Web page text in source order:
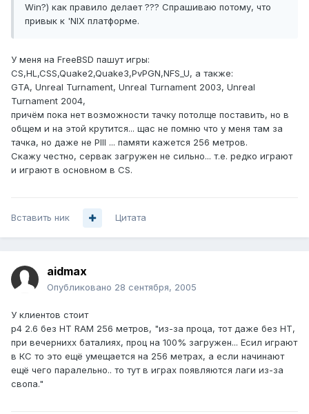
Win?) как правило делает ??? Cпрашиваю потому, что
привык к 'NIX платформе.
У меня на FreeBSD пашут игры:
CS,HL,CSS,Quake2,Quake3,PvPGN,NFS_U, а также:
GTA, Unreal Turnament, Unreal Turnament 2003, Unreal
Turnament 2004,
причём пока нет возможности тачку потолще поставить, но в
общем и на этой крутится... щас не помню что у меня там за
тачка, но даже не PIII ... памяти кажется 256 метров.
Скажу честно, сервак загружен не сильно... т.е. редко играют
и играют в основном в CS.
Вставить ник Цитата
aidmax
Опубликовано 28 сентября, 2005
У клиентов стоит
p4 2.6 без HT RAM 256 метров, "из-за проца, тот даже без HT,
при вечернихх баталиях, проц на 100% загружен... Есил играют
в КС то это ещё умещается на 256 метрах, а если начинают
ещё чего паралельно.. то тут в играх появляются лаги из-за
свопа."